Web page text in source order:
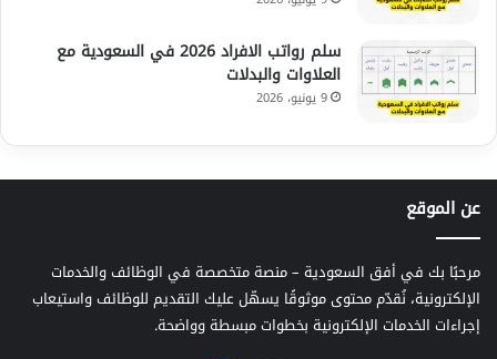
سلم رواتب الافراد 2026 في السعودية مع
العلاوات والبدلات
9 يونيو، 2026
عن الموقع
مرحبًا بك في أفق السعودية – منصة متخصصة في الوظائف والخدمات
الإلكترونية، نُقدّم محتوى موثوقًا يسهّل عليك التقديم للوظائف واستيعاب
إجراءات الخدمات الإلكترونية بخطوات مبسطة وواضحة.